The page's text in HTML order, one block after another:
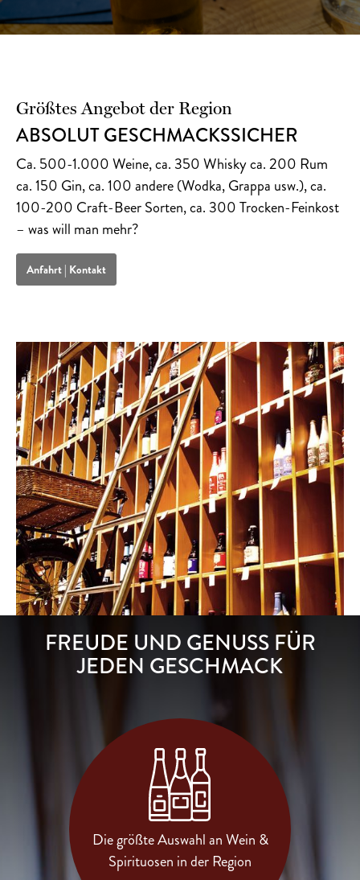
Größtes Angebot der Region
ABSOLUT GESCHMACKS­SICHER
Ca. 500-1.000 Weine, ca. 350 Whisky ca. 200 Rum
ca. 150 Gin, ca. 100 andere (Wodka, Grappa usw.), ca.
100-200 Craft-Beer Sorten, ca. 300 Trocken-Feinkost
– was will man mehr?
Anfahrt | Kontakt
FREUDE UND GENUSS FÜR
JEDEN GESCHMACK
Die größte Auswahl an Wein &
Spirituosen in der Region